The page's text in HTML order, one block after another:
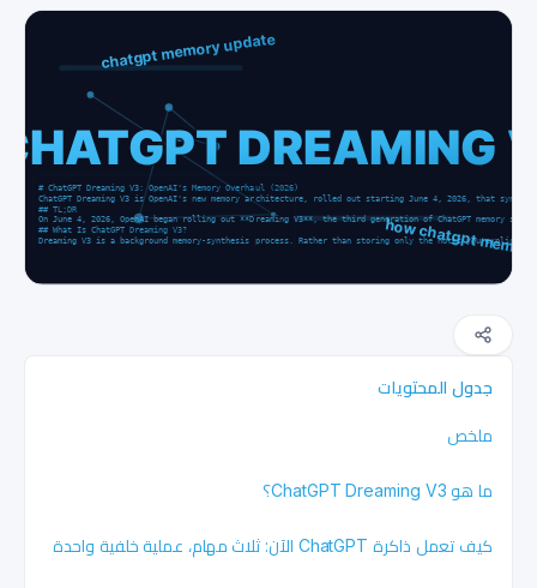
جدول المحتويات
ملخص
ما هو ChatGPT Dreaming V3؟
كيف تعمل ذاكرة ChatGPT الآن: ثلاث مهام، عملية خلفية واحدة